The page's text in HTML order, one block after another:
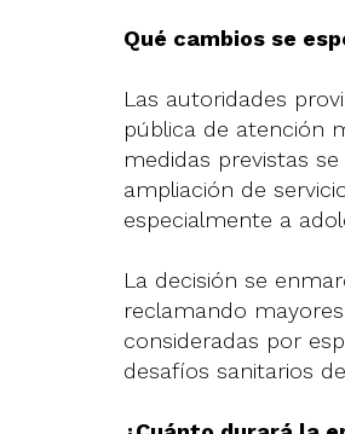
Qué cambios se
Las autoridades
pública de atención
medidas previstas
ampliación de
especialmente a
La decisión se
reclamando
consideradas por
desafíos sanitarios